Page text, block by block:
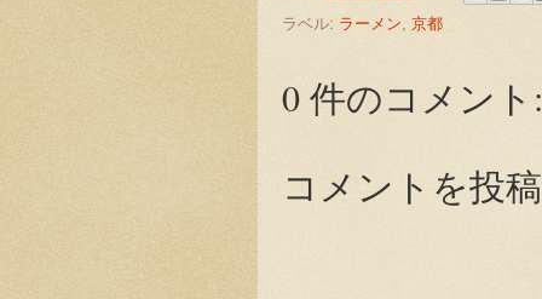
ラベル: ラーメン 京都
0 件のコメント:
コメントを投稿